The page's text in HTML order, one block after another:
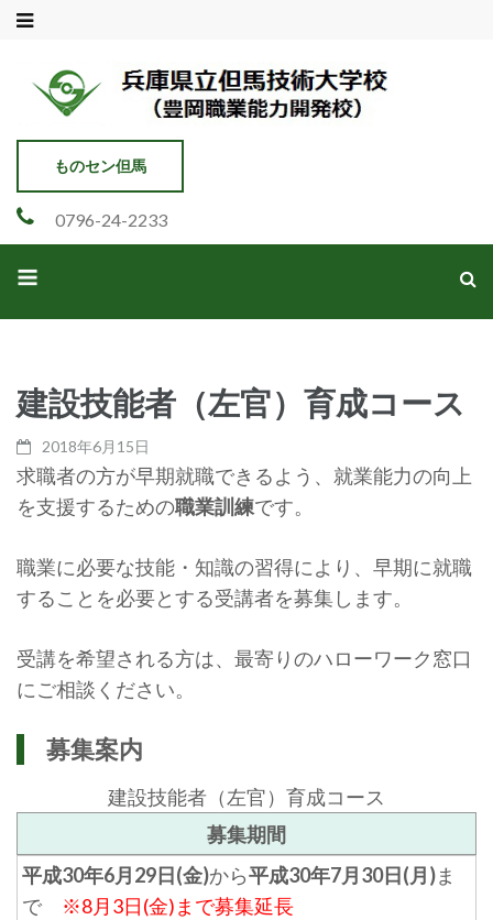
兵庫県立但馬技術大学校
豊岡市職業能力開発校
ものセン但馬
0796-24-2233
建設技能者（左官）育成コース
2018年6月15日
求職者の方が早期就職できるよう、就業能力の向上
を支援するための職業訓練です。
職業に必要な技能・知識の習得により、早期に就職
することを必要とする受講者を募集します。
受講を希望される方は、最寄りのハローワーク窓口
にご相談ください。
募集案内
建設技能者（左官）育成コース
募集期間
平成30年6月29日(金)から平成30年7月30日(月)ま
で
※8月3日(金)まで募集延長